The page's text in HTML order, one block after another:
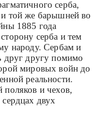
серба,
той же барышней во
1885 года
серба и тем
народу. Сербам и
друг другу помимо
мировых войн до
реальности.
поляков и чехов,
двух